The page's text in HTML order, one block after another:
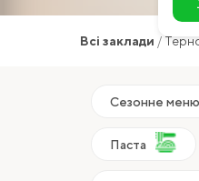
Всі заклади /
Сезонне меню
Паста